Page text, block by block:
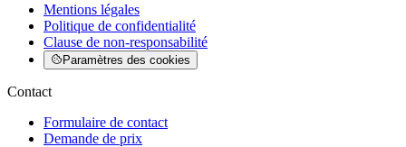
Mentions légales
Politique de confidentialité
Clause de non-responsabilité
Paramètres des cookies
Contact
Formulaire de contact
Demande de prix